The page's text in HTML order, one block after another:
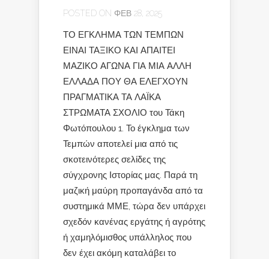
POSTED ON ΦΕΒ 28, 2025
ΤΟ ΕΓΚΛΗΜΑ ΤΩΝ ΤΕΜΠΩΝ
ΕΙΝΑΙ ΤΑΞΙΚΟ ΚΑΙ ΑΠΑΙΤΕΙ
ΜΑΖΙΚΟ ΑΓΩΝΑ ΓΙΑ ΜΙΑ ΑΛΛΗ
ΕΛΛΑΔΑ ΠΟΥ ΘΑ ΕΛΕΓΧΟΥΝ
ΠΡΑΓΜΑΤΙΚΑ ΤΑ ΛΑΪΚΑ
ΣΤΡΩΜΑΤΑ ΣΧΟΛΙΟ του Τάκη
Φωτόπουλου 1. Το έγκλημα των
Τεμπών αποτελεί μια από τις
σκοτεινότερες σελίδες της
σύγχρονης Ιστορίας μας. Παρά τη
μαζική μαύρη προπαγάνδα από τα
συστημικά ΜΜΕ, τώρα δεν υπάρχει
σχεδόν κανένας εργάτης ή αγρότης
ή χαμηλόμισθος υπάλληλος που
δεν έχει ακόμη καταλάβει το